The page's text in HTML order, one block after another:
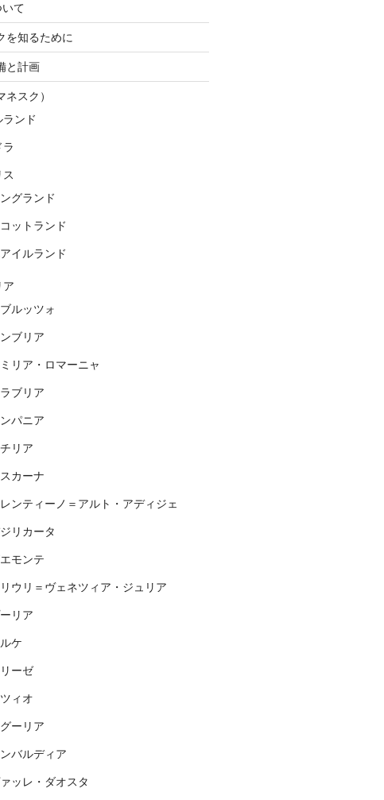
て
を知るために
と計画
スク）
ランド
ラ
ス
グランド
ットランド
イルランド
ア
ルッツォ
ブリア
リア・ロマーニャ
ブリア
パニア
リア
スカーナ
レンティーノ＝アルト・アディジェ
リカータ
モンテ
ウリ＝ヴェネツィア・ジュリア
リア
ケ
ーゼ
ィオ
ーリア
バルディア
ッレ・ダオスタ